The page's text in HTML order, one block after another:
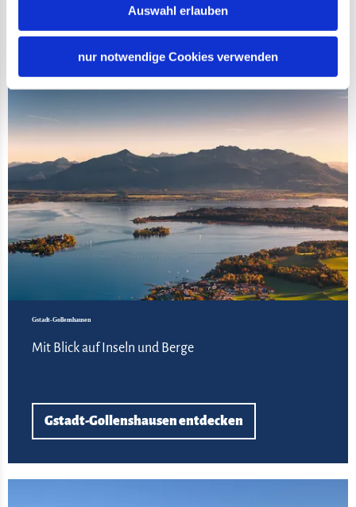
Auswahl erlauben
nur notwendige Cookies verwenden
Übersee entdecken
Gstadt-Gollenshausen
Mit Blick auf Inseln und Berge
Gstadt-Gollenshausen entdecken